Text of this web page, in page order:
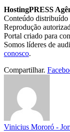
HostingPRESS
Conteúdo distribuído
Reprodução
Portal criado para
Somos líderes de
conosco.
Compartilhar.
Vinicius Mororó -